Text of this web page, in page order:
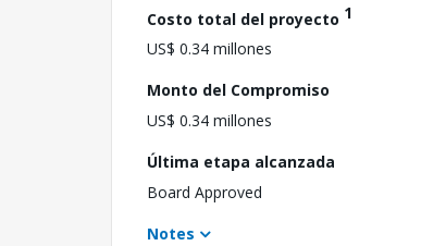
Costo total del proyecto 1
US$ 0.34 millones
Monto del Compromiso
US$ 0.34 millones
Última etapa alcanzada
Board Approved
Notes